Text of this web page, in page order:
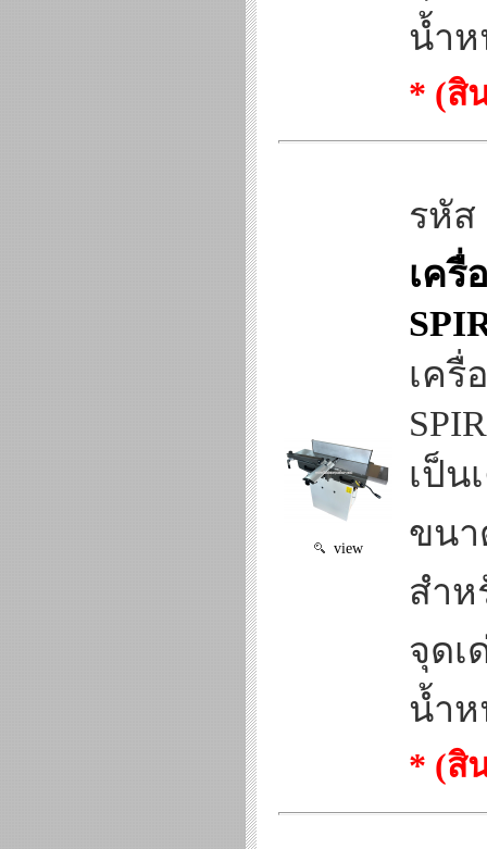
น้ำห
* (สิ
view
รหัส
เครื่
เครื่
เป็น
ขนา
สำห
จุดเ
น้ำห
* (สิ